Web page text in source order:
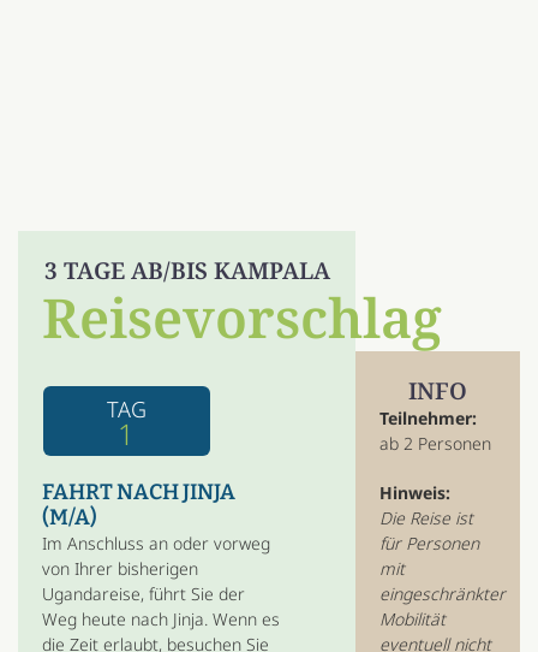
3 TAGE AB/BIS KAMPALA
Reisevorschlag
TAG
1
FAHRT NACH JINJA
(M/A)
Im Anschluss an oder vorweg
von Ihrer bisherigen
Ugandareise, führt Sie der
Weg heute nach Jinja. Wenn es
die Zeit erlaubt, besuchen Sie
INFO
Teilnehmer:
ab 2 Personen
Hinweis:
Die Reise ist
für Personen
mit
eingeschränkter
Mobilität
eventuell nicht